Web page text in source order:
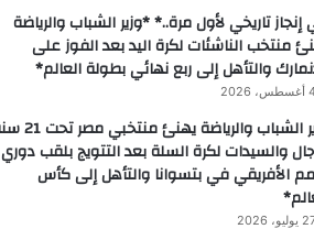
تاريخي لأول مرة..* *وزير الشباب والرياضة
منتخب الناشئات لكرة اليد بعد الفوز على
والتأهل إلى ربع نهائي بطولة العالم*
2026
وزير الشباب والرياضة
والسيدات لكرة السلة بعد التتويج بلقب دوري
الأفريقي في بتسوانا والتأهل إلى كأس
2026